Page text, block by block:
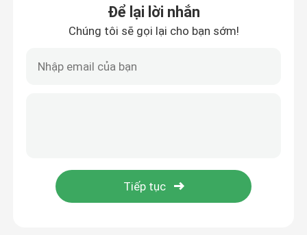
Để lại lời nhắn
Chúng tôi sẽ gọi lại cho bạn sớm!